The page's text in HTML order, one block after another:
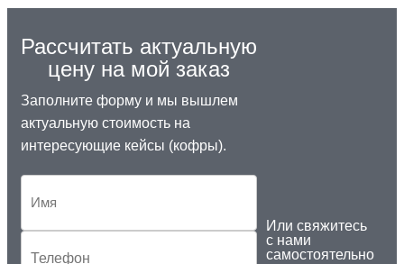
Рассчитать актуальную
цену на мой заказ
Заполните форму и мы вышлем
актуальную стоимость на
интересующие кейсы (кофры).
Или свяжитесь
с нами
самостоятельно